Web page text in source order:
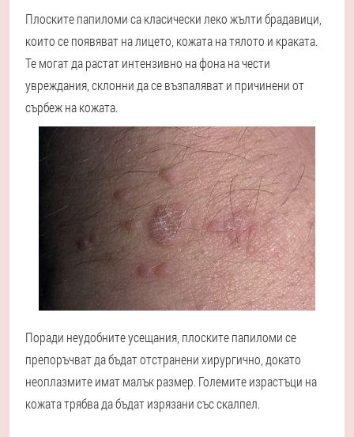
Плоските папиломи са класически леко жълти брадавици,
които се появяват на лицето, кожата на тялото и краката.
Те могат да растат интензивно на фона на чести
увреждания, склонни да се възпаляват и причинени от
сърбеж на кожата.
Поради неудобните усещания, плоските папиломи се
препоръчват да бъдат отстранени хирургично, докато
неоплазмите имат малък размер. Големите израстъци на
кожата трябва да бъдат изрязани със скалпел.